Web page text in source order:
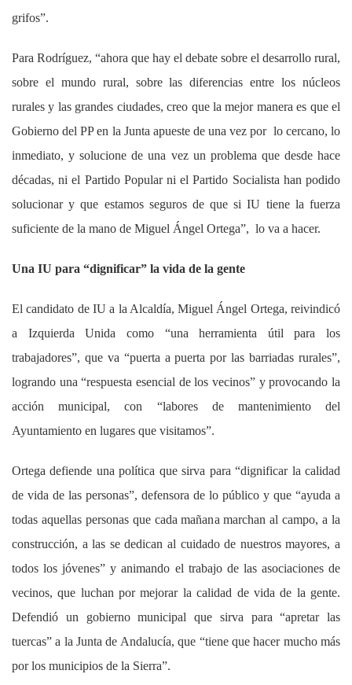
grifos”.
Para Rodríguez, “ahora que hay el debate sobre el desarrollo rural,
sobre el mundo rural, sobre las diferencias entre los núcleos
rurales y las grandes ciudades, creo que la mejor manera es que el
Gobierno del PP en la Junta apueste de una vez por lo cercano, lo
inmediato, y solucione de una vez un problema que desde hace
décadas, ni el Partido Popular ni el Partido Socialista han podido
solucionar y que estamos seguros de que si IU tiene la fuerza
suficiente de la mano de Miguel Ángel Ortega”, lo va a hacer.
Una IU para “dignificar” la vida de la gente
El candidato de IU a la Alcaldía, Miguel Ángel Ortega, reivindicó
a Izquierda Unida como “una herramienta útil para los
trabajadores”, que va “puerta a puerta por las barriadas rurales”,
logrando una “respuesta esencial de los vecinos” y provocando la
acción municipal, con “labores de mantenimiento del
Ayuntamiento en lugares que visitamos”.
Ortega defiende una política que sirva para “dignificar la calidad
de vida de las personas”, defensora de lo público y que “ayuda a
todas aquellas personas que cada mañana marchan al campo, a la
construcción, a las se dedican al cuidado de nuestros mayores, a
todos los jóvenes” y animando el trabajo de las asociaciones de
vecinos, que luchan por mejorar la calidad de vida de la gente.
Defendió un gobierno municipal que sirva para “apretar las
tuercas” a la Junta de Andalucía, que “tiene que hacer mucho más
por los municipios de la Sierra”.